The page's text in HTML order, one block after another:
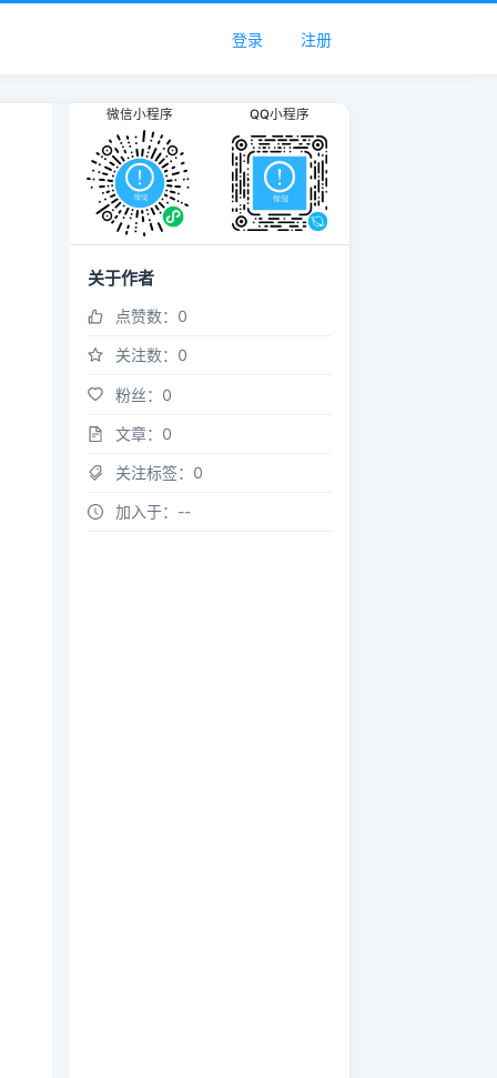
登录 注册
微信小程序 QQ小程序
关于作者
点赞数： 0
关注数： 0
粉丝： 0
文章： 0
关注标签： 0
加入于： --